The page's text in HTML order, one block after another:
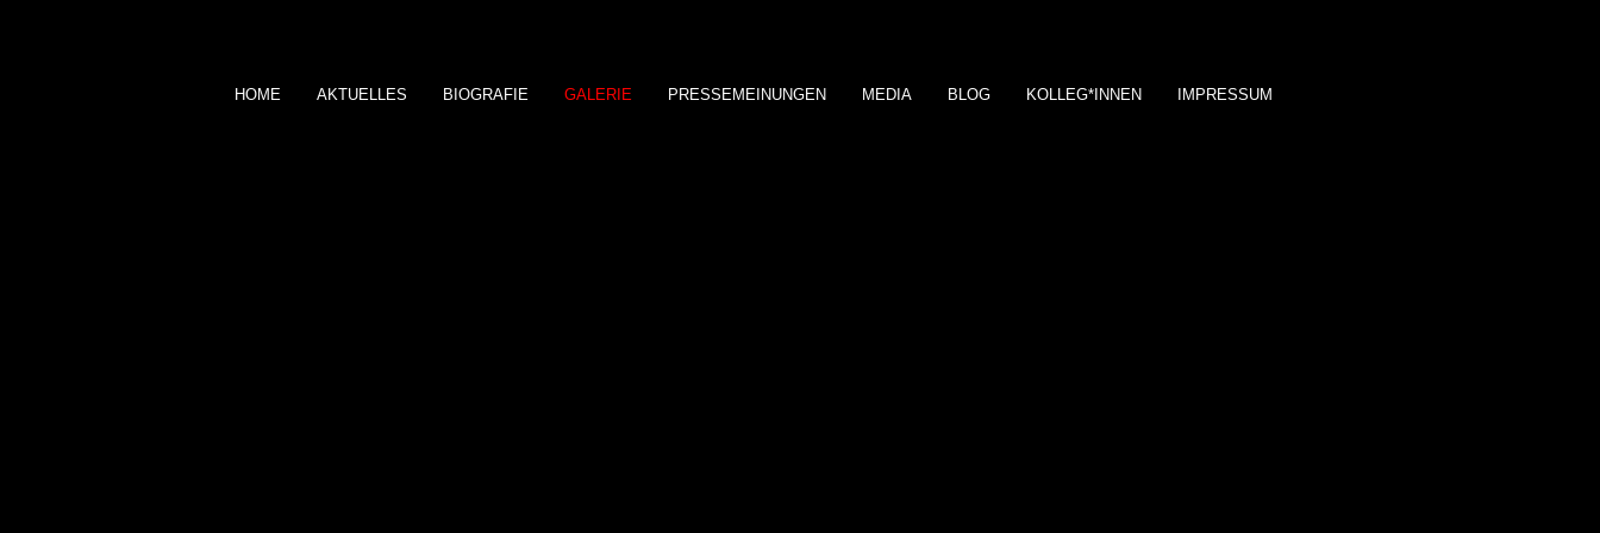
HOME AKTUELLES BIOGRAFIE GALERIE PRESSEMEINUNGEN MEDIA BLOG KOLLEG*INNEN IMPRESSUM